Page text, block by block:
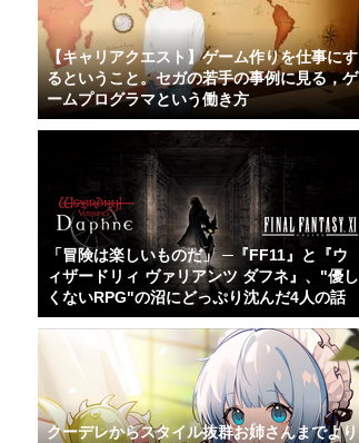
【キャリアクエスト】ゲーム作りを仕事にす
るということ。セガの若手の事例に見る，ゲ
ームプログラマという働き方
「冒険は楽しいものだ」 ─『FF11』と『ウ
ィザードリィ ヴァリアンツ ダフネ』、"優し
くないRPG"の沼にどっぷり沈んだ4人の話
クーデレからスタイル抜群お姉さんまでより